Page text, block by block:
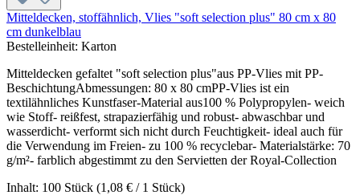
Mitteldecken, stoffähnlich, Vlies "soft selection plus" 80 cm x 80
cm dunkelblau
Bestelleinheit: Karton
Mitteldecken gefaltet "soft selection plus"aus PP-Vlies mit PP-
BeschichtungAbmessungen: 80 x 80 cmPP-Vlies ist ein
textilähnliches Kunstfaser-Material aus100 % Polypropylen- weich
wie Stoff- reißfest, strapazierfähig und robust- abwaschbar und
wasserdicht- verformt sich nicht durch Feuchtigkeit- ideal auch für
die Verwendung im Freien- zu 100 % recyclebar- Materialstärke: 70
g/m²- farblich abgestimmt zu den Servietten der Royal-Collection
Inhalt: 100 Stück (1,08 € / 1 Stück)